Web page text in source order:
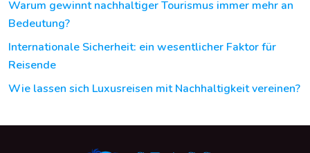
Warum gewinnt nachhaltiger Tourismus immer mehr an
Bedeutung?
Internationale Sicherheit: ein wesentlicher Faktor für
Reisende
Wie lassen sich Luxusreisen mit Nachhaltigkeit vereinen?